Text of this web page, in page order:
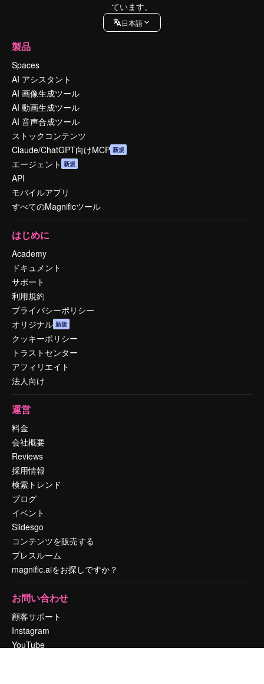
ています。
日本語
製品
Spaces
AI アシスタント
AI 画像生成ツール
AI 動画生成ツール
AI 音声合成ツール
ストックコンテンツ
Claude/ChatGPT向けMCP 新規
エージェント 新規
API
モバイルアプリ
すべてのMagnificツール
はじめに
Academy
ドキュメント
サポート
利用規約
プライバシーポリシー
オリジナル 新規
クッキーポリシー
トラストセンター
アフィリエイト
法人向け
運営
料金
会社概要
Reviews
採用情報
検索トレンド
ブログ
イベント
Slidesgo
コンテンツを販売する
プレスルーム
magnific.aiをお探しですか？
お問い合わせ
顧客サポート
Instagram
YouTube